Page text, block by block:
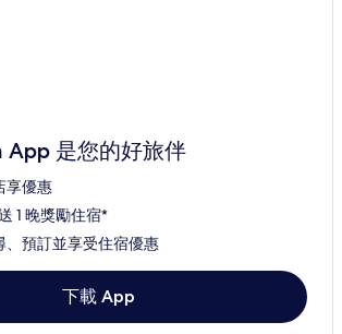
App 是您的好旅伴
享優惠
1 晚獎勵住宿*
、預訂並享受住宿優惠
下載 App